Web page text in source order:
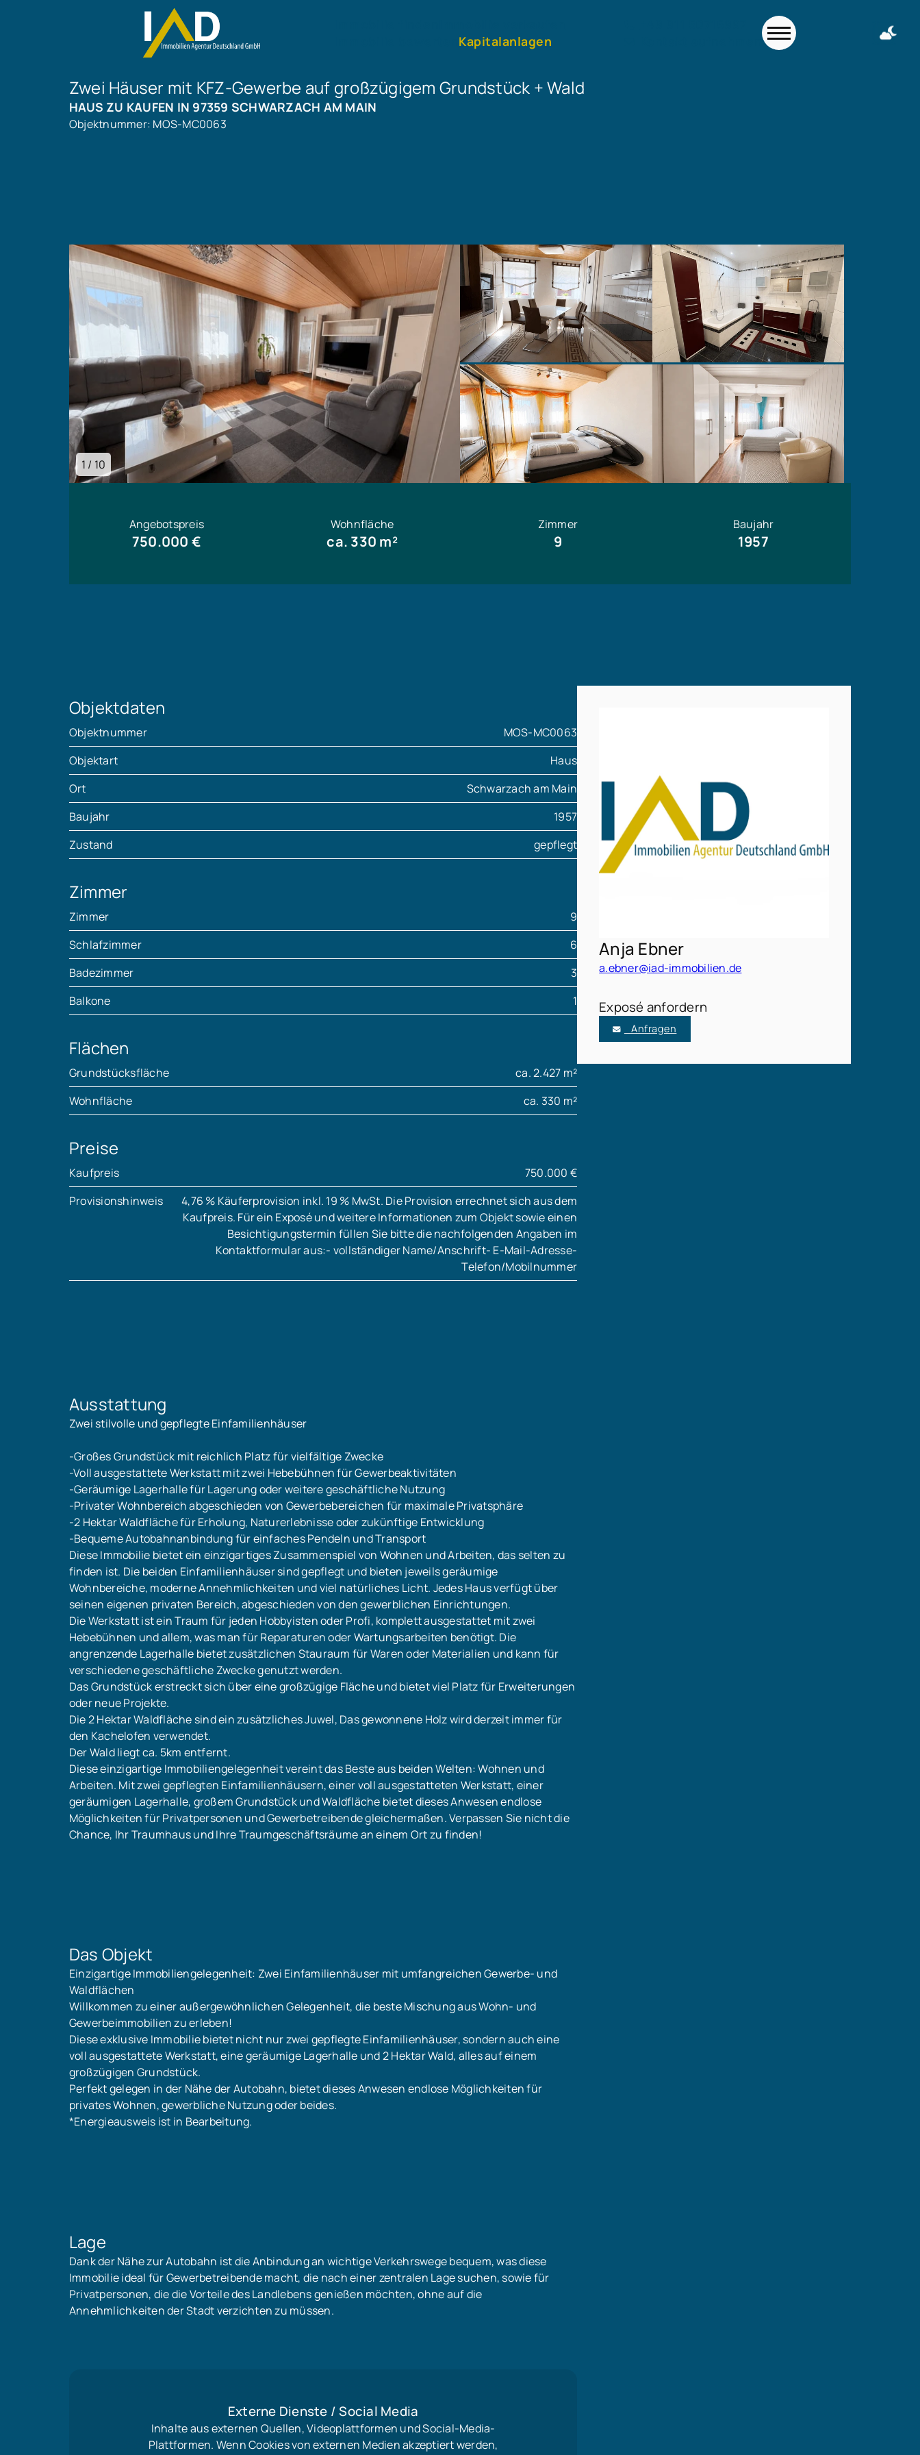
Kapitalanlagen
Kontakt aufnehmen
Zwei Häuser mit KFZ-Gewerbe auf großzügigem Grundstück + Wald
HAUS ZU KAUFEN IN 97359 SCHWARZACH AM MAIN
Objektnummer: MOS-MC0063
1 / 10
Angebotspreis
750.000 €
Wohnfläche
ca. 330 m²
Zimmer
9
Baujahr
1957
Objektdaten
Objektnummer
MOS-MC0063
Objektart
Haus
Ort
Schwarzach am Main
Baujahr
1957
Zustand
gepflegt
Zimmer
Zimmer
9
Schlafzimmer
6
Badezimmer
3
Balkone
1
Flächen
Grundstücksfläche
ca. 2.427 m²
Wohnfläche
ca. 330 m²
Preise
Kaufpreis
750.000 €
Provisionshinweis
4,76 % Käuferprovision inkl. 19 % MwSt. Die Provision errechnet sich aus dem
Kaufpreis. Für ein Exposé und weitere Informationen zum Objekt sowie einen
Besichtigungstermin füllen Sie bitte die nachfolgenden Angaben im
Kontaktformular aus:- vollständiger Name/Anschrift- E-Mail-Adresse-
Telefon/Mobilnummer
Ausstattung
Zwei stilvolle und gepflegte Einfamilienhäuser
-Großes Grundstück mit reichlich Platz für vielfältige Zwecke
-Voll ausgestattete Werkstatt mit zwei Hebebühnen für Gewerbeaktivitäten
-Geräumige Lagerhalle für Lagerung oder weitere geschäftliche Nutzung
-Privater Wohnbereich abgeschieden von Gewerbebereichen für maximale Privatsphäre
-2 Hektar Waldfläche für Erholung, Naturerlebnisse oder zukünftige Entwicklung
-Bequeme Autobahnanbindung für einfaches Pendeln und Transport
Diese Immobilie bietet ein einzigartiges Zusammenspiel von Wohnen und Arbeiten, das selten zu
finden ist. Die beiden Einfamilienhäuser sind gepflegt und bieten jeweils geräumige
Wohnbereiche, moderne Annehmlichkeiten und viel natürliches Licht. Jedes Haus verfügt über
seinen eigenen privaten Bereich, abgeschieden von den gewerblichen Einrichtungen.
Die Werkstatt ist ein Traum für jeden Hobbyisten oder Profi, komplett ausgestattet mit zwei
Hebebühnen und allem, was man für Reparaturen oder Wartungsarbeiten benötigt. Die
angrenzende Lagerhalle bietet zusätzlichen Stauraum für Waren oder Materialien und kann für
verschiedene geschäftliche Zwecke genutzt werden.
Das Grundstück erstreckt sich über eine großzügige Fläche und bietet viel Platz für Erweiterungen
oder neue Projekte.
Die 2 Hektar Waldfläche sind ein zusätzliches Juwel, Das gewonnene Holz wird derzeit immer für
den Kachelofen verwendet.
Der Wald liegt ca. 5km entfernt.
Diese einzigartige Immobiliengelegenheit vereint das Beste aus beiden Welten: Wohnen und
Arbeiten. Mit zwei gepflegten Einfamilienhäusern, einer voll ausgestatteten Werkstatt, einer
geräumigen Lagerhalle, großem Grundstück und Waldfläche bietet dieses Anwesen endlose
Möglichkeiten für Privatpersonen und Gewerbetreibende gleichermaßen. Verpassen Sie nicht die
Chance, Ihr Traumhaus und Ihre Traumgeschäftsräume an einem Ort zu finden!
Das Objekt
Einzigartige Immobiliengelegenheit: Zwei Einfamilienhäuser mit umfangreichen Gewerbe- und
Waldflächen
Willkommen zu einer außergewöhnlichen Gelegenheit, die beste Mischung aus Wohn- und
Gewerbeimmobilien zu erleben!
Diese exklusive Immobilie bietet nicht nur zwei gepflegte Einfamilienhäuser, sondern auch eine
voll ausgestattete Werkstatt, eine geräumige Lagerhalle und 2 Hektar Wald, alles auf einem
großzügigen Grundstück.
Perfekt gelegen in der Nähe der Autobahn, bietet dieses Anwesen endlose Möglichkeiten für
privates Wohnen, gewerbliche Nutzung oder beides.
*Energieausweis ist in Bearbeitung.
Lage
Dank der Nähe zur Autobahn ist die Anbindung an wichtige Verkehrswege bequem, was diese
Immobilie ideal für Gewerbetreibende macht, die nach einer zentralen Lage suchen, sowie für
Privatpersonen, die die Vorteile des Landlebens genießen möchten, ohne auf die
Annehmlichkeiten der Stadt verzichten zu müssen.
Externe Dienste / Social Media
Inhalte aus externen Quellen, Videoplattformen und Social-Media-
Plattformen. Wenn Cookies von externen Medien akzeptiert werden,
Anja Ebner
a.ebner@iad-immobilien.de
Exposé anfordern
Anfragen